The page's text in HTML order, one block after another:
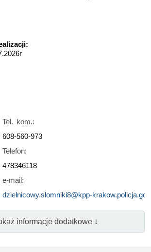
Tel. kom.:
608-560-973
Telefon:
478346118
e-mail:
dzielnicowy.slomniki8@kpp-
informacje dodatkowe ↓